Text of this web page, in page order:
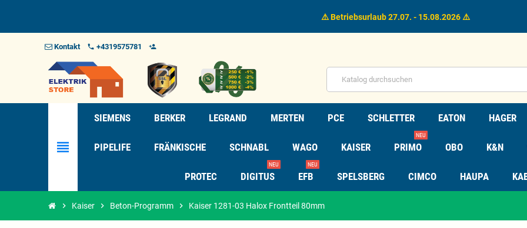
⚠️ Betriebsurlaub 27.07. - 15.08.2026 ⚠️
Kontakt phone +4319575781 person_add_alt_1
view_headline
SIEMENS BERKER LEGRAND MERTEN PCE SCHLETTER EATON HAGER
PIPELIFE FRÄNKISCHE SCHNABL WAGO KAISER PRIMO
NEU
OBO K&N
PROTEC DIGITUS
NEU
EFB
NEU
SPELSBERG CIMCO HAUPA
chevron_right Kaiser chevron_right Beton-Programm chevron_right Kaiser 1281-03 Halox Frontteil 80mm